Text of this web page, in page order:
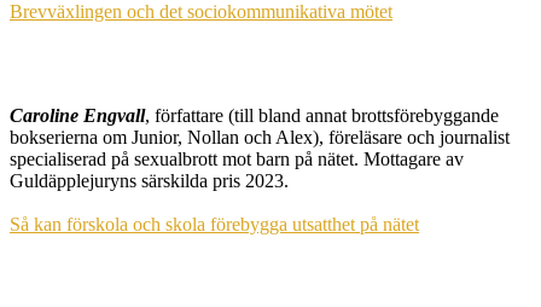
Brevväxlingen och det sociokommunikativa mötet
Caroline Engvall, författare (till bland annat brottsförebyggande
bokserierna om Junior, Nollan och Alex), föreläsare och journalist
specialiserad på sexualbrott mot barn på nätet. Mottagare av
Guldäpplejuryns särskilda pris 2023.
Så kan förskola och skola förebygga utsatthet på nätet